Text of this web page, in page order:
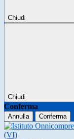
Chiudi
Chiudi
Conferma
Annulla Conferma